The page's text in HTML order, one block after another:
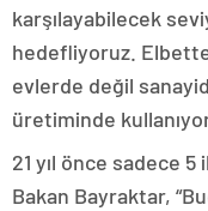
karşılayabilecek
hedefliyoruz.
evlerde değil
üretiminde
21 yıl önce sadece
Bakan Bayraktar,